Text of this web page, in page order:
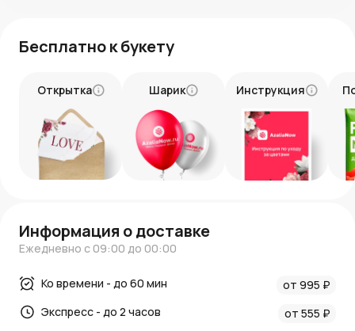
Бесплатно к букету
Открытка Шарик Инструкция
Информация о доставке
Ежедневно с 09:00 до 00:00
Ко времени - до 60 мин
от 995 ₽
Экспресс - до 2 часов
от 555 ₽